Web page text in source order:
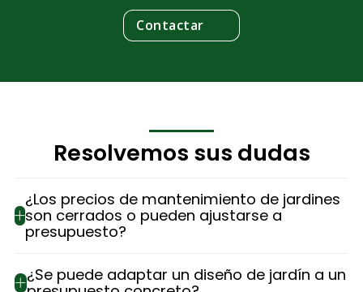
Contactar
Resolvemos sus dudas
¿Los precios de mantenimiento de jardines
son cerrados o pueden ajustarse a
presupuesto?
¿Se puede adaptar un diseño de jardín a un